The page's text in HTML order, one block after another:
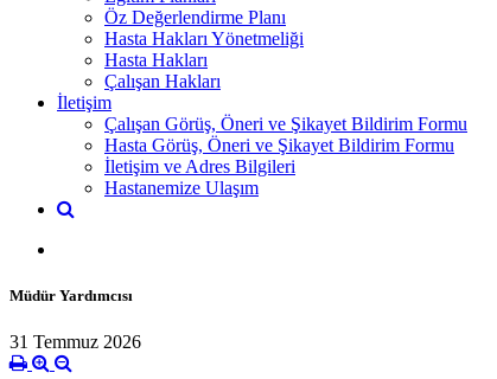
Öz Değerlendirme Planı
Hasta Hakları Yönetmeliği
Hasta Hakları
Çalışan Hakları
İletişim
Çalışan Görüş, Öneri ve Şikayet Bildirim Formu
Hasta Görüş, Öneri ve Şikayet Bildirim Formu
İletişim ve Adres Bilgileri
Hastanemize Ulaşım
Müdür Yardımcısı
31 Temmuz 2026